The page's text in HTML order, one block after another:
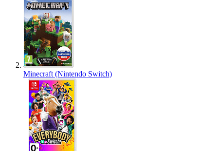
Minecraft (Nintendo Switch)